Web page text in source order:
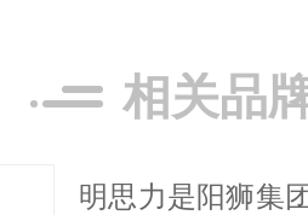
相关品
明思力是阳狮集